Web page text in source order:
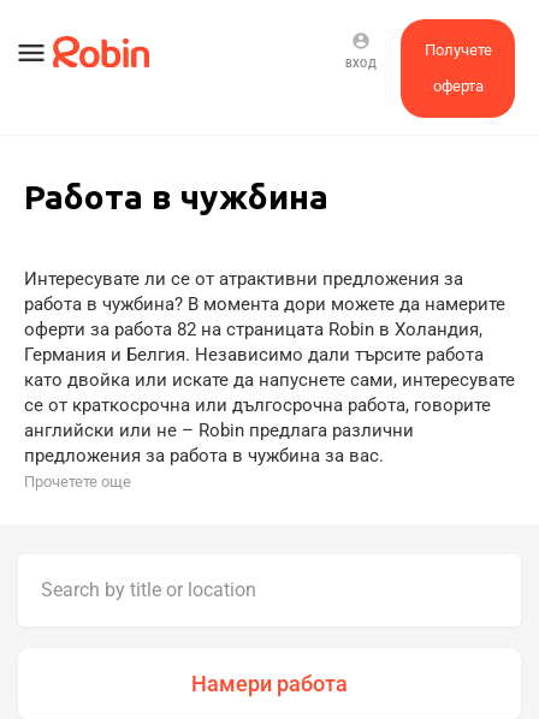
menu
Получете
оферта
account_circle
ВХОД
Работа в чужбина
Интересувате ли се от атрактивни предложения за
работа в чужбина? В момента дори можете да намерите
оферти за работа 82 на страницата Robin в Холандия,
Германия и Белгия. Независимо дали търсите работа
като двойка или искате да напуснете сами, интересувате
се от краткосрочна или дългосрочна работа, говорите
английски или не – Robin предлага различни
предложения за работа в чужбина за вас.
Прочетете още